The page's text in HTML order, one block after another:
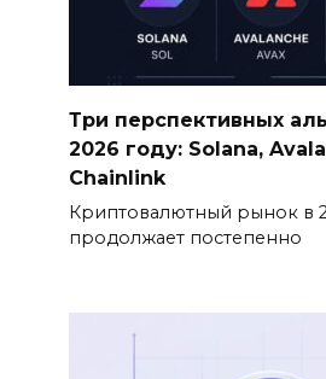
Три перспективных
2026 году: Solana,
Chainlink
Криптовалютный рынок в
продолжает постепенно